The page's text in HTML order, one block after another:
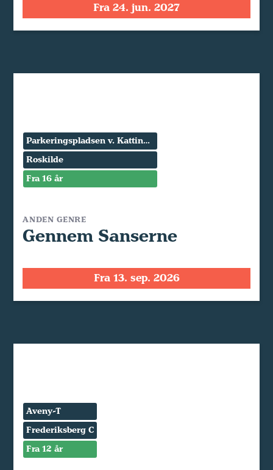
Fra 24. jun. 2027
Parkeringspladsen v. Kattinge Værk
Roskilde
Fra 16 år
ANDEN GENRE
Gennem Sanserne
Fra 13. sep. 2026
Aveny-T
Frederiksberg C
Fra 12 år